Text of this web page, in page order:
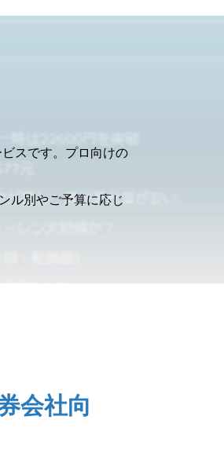
スです。プロ向けの
ル別やご予算に応じ
会社向